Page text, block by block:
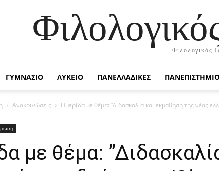
Φιλολογικός
ΓΥΜΝΑΣΙΟ ΛΥΚΕΙΟ ΠΑΝΕΛΛΑΔΙΚΕΣ
Ανακοινώσεις
Ημερίδα με θέμα: ”Διδασκαλία και εκμάθηση της νέας
με θέμα: